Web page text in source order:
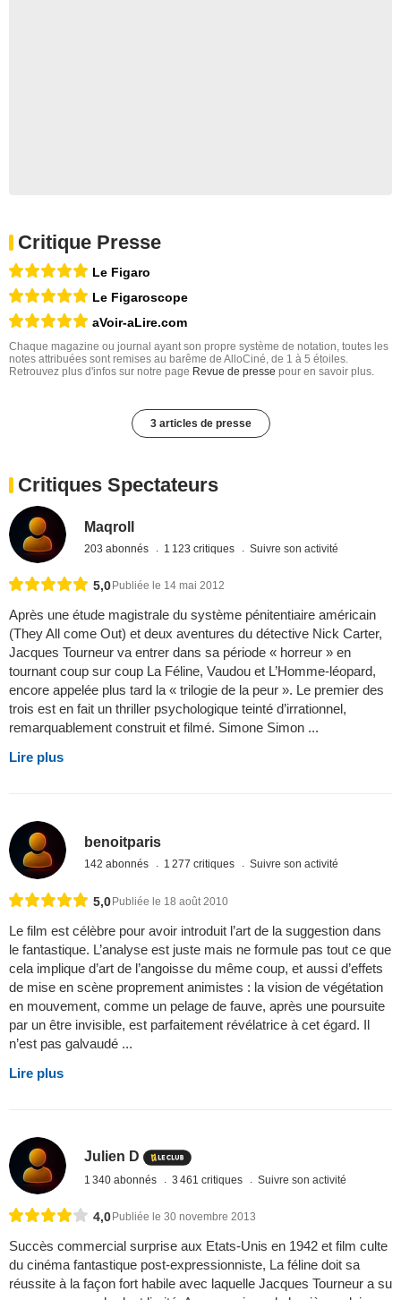
Critique Presse
Le Figaro
Le Figaroscope
aVoir-aLire.com
Chaque magazine ou journal ayant son propre système de notation, toutes les
notes attribuées sont remises au barême de AlloCiné, de 1 à 5 étoiles.
Retrouvez plus d'infos sur notre page Revue de presse pour en savoir plus.
3 articles de presse
Critiques Spectateurs
Maqroll
203 abonnés 1 123 critiques Suivre son activité
5,0 Publiée le 14 mai 2012
Après une étude magistrale du système pénitentiaire américain
(They All come Out) et deux aventures du détective Nick Carter,
Jacques Tourneur va entrer dans sa période « horreur » en
tournant coup sur coup La Féline, Vaudou et L’Homme-léopard,
encore appelée plus tard la « trilogie de la peur ». Le premier des
trois est en fait un thriller psychologique teinté d’irrationnel,
remarquablement construit et filmé. Simone Simon ...
Lire plus
benoitparis
142 abonnés 1 277 critiques Suivre son activité
5,0Publiée le 18 août 2010
Le film est célèbre pour avoir introduit l’art de la suggestion dans
le fantastique. L’analyse est juste mais ne formule pas tout ce que
cela implique d’art de l’angoisse du même coup, et aussi d’effets
de mise en scène proprement animistes : la vision de végétation
en mouvement, comme un pelage de fauve, après une poursuite
par un être invisible, est parfaitement révélatrice à cet égard. Il
n’est pas galvaudé ...
Lire plus
Julien D
1 340 abonnés 3 461 critiques Suivre son activité
4,0 Publiée le 30 novembre 2013
Succès commercial surprise aux Etats-Unis en 1942 et film culte
du cinéma fantastique post-expressionniste, La féline doit sa
réussite à la façon fort habile avec laquelle Jacques Tourneur a su